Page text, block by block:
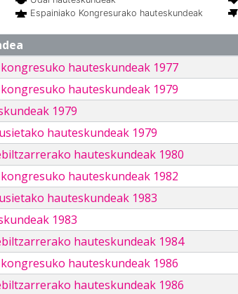
Espainiako Kongresurako hauteskundeak
hauteskundeak 1977
hauteskundeak 1979
1979
hauteskundeak 1979
hauteskundeak 1980
hauteskundeak 1982
hauteskundeak 1983
1983
hauteskundeak 1984
hauteskundeak 1986
hauteskundeak 1986